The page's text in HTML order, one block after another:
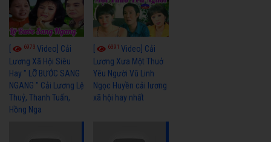
6973 Video] Cải
Lương Xã Hội Siêu
Hay " LỠ BƯỚC SANG
NGANG " Cải Lương Lệ
Thuỷ, Thanh Tuấn,
Hồng Nga
6391Video] Cải
Lương Xưa Một Thuở
Yêu Người Vũ Linh
Ngọc Huyền cải lương
xã hội hay nhất